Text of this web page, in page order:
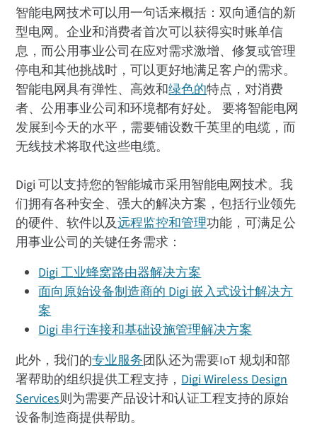
智能电网技术可以用一句话来概括：双向通信的新
型电网。企业和消费者首次可以获得实时账单信
息，而公用事业公司在应对需求激增、修复或管理
停电和其他挑战时，可以更好地满足客户的需求。
智能电网具有弹性、高效和绿色的特点，对消费
者、公用事业公司和环境都有好处。 要将智能电网
发展到今天的水平，需要铺设数千英里的电缆，而
无线技术将取代这些电缆。
Digi 可以支持您的智能城市采用智能电网技术。我
们拥有各种安全、强大的解决方案，包括行业领先
的硬件、软件以及远程监控和管理功能，可满足公
用事业公司的关键任务需求：
Digi 工业蜂窝路由器解决方案
面向原始设备制造商的 Digi 嵌入式设计解决方
案
Digi 串行连接和基础设施管理解决方案
此外，我们的专业服务团队还为需要IoT 规划和部
署帮助的组织提供工程支持，Digi Wireless Design
Services则为需要产品设计和认证工程支持的原始
设备制造商提供帮助。